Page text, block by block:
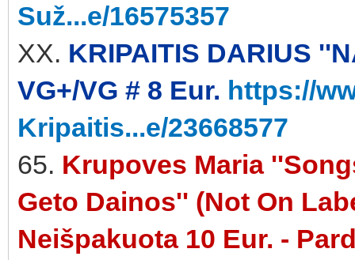
Suž...e/16575357
XX. KRIPAITIS DARIUS
VG+/VG # 8 Eur. https://
Kripaitis...e/23668577
65. Krupoves Maria
Geto Dainos'' (Not On
Neišpakuota 10 Eur. -